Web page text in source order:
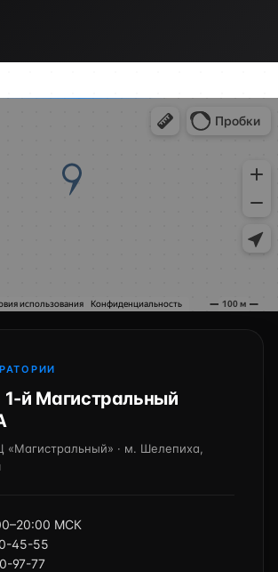
1-й Магистральный
«Магистральный» · м. Шелепиха,
МСК
45-55
97-77